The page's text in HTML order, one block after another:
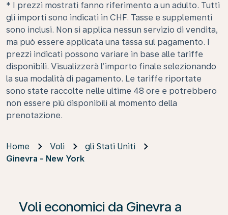
* I prezzi mostrati fanno riferimento a un adulto. Tutti
gli importi sono indicati in CHF. Tasse e supplementi
sono inclusi. Non si applica nessun servizio di vendita,
ma può essere applicata una tassa sul pagamento. I
prezzi indicati possono variare in base alle tariffe
disponibili. Visualizzerà l’importo finale selezionando
la sua modalità di pagamento. Le tariffe riportate
sono state raccolte nelle ultime 48 ore e potrebbero
non essere più disponibili al momento della
prenotazione.
Home Voli
gli Stati Uniti
Ginevra - New York
Voli economici da Ginevra a